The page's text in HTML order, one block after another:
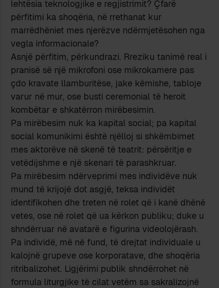
lehtësia teknologjike e regjistrimit? Çfarë
përfitimi ka shoqëria, në rrethanat kur
marrëdhëniet mes njerëzve ndërmjetësohen nga
vegla informacionale?
Asnjë përfitim, përkundrazi. Rreziku tanimë real i
pranisë së një mikrofoni ose mikrokamere pas
çdo kravate llamburitëse, jake këmishe, tabloje
varur në mur, ose busti ceremonial të heroit
kombëtar e shkatërron mirëbesimin.
Pa mirëbesim nuk ka kapital social; pa kapital
social komunikimi është njëlloj si shkëmbimet
mes aktorëve në skenë të teatrit: përsëritje e
vetëdijshme e një skenari të parashkruar.
Pa mirëbesim ndërveprimi mes individëve nuk
mund të krijojë dot asgjë, teksa individët
identifikohen dhe treten në rolet që i kanë dhënë
vetes, ose në rolet që ua kërkon publiku; duke u
shndërruar në avatarë e figurina videolojërash.
Pa individë, më në fund, të drejtat individuale u
kalojnë grupeve ose korporatave, dhe shoqëria
ritribalizohet. Ligjërimi publik shndërrohet në
formula liturgjike të cilat vetëm sa sakralizojnë